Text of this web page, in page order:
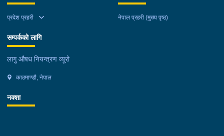
प्रदेश प्रहरी नेपाल प्रहरी (मुख्य पृष्ठ)
सम्पर्कको लागि
लागु औषध नियन्त्रण व्यूरो
काठमाण्डौ, नेपाल
नक्शा